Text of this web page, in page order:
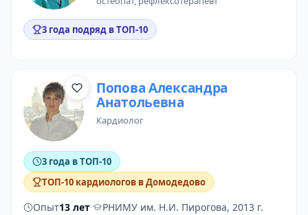
3 года подряд в ТОП-10
Попова Александра
Анатольевна
кардиолог
3 года в ТОП-10
ТОП-10 кардиологов в Домодедово
Опыт13 лет· РНИМУ им. Н.И. Пирогова, 2013 г.